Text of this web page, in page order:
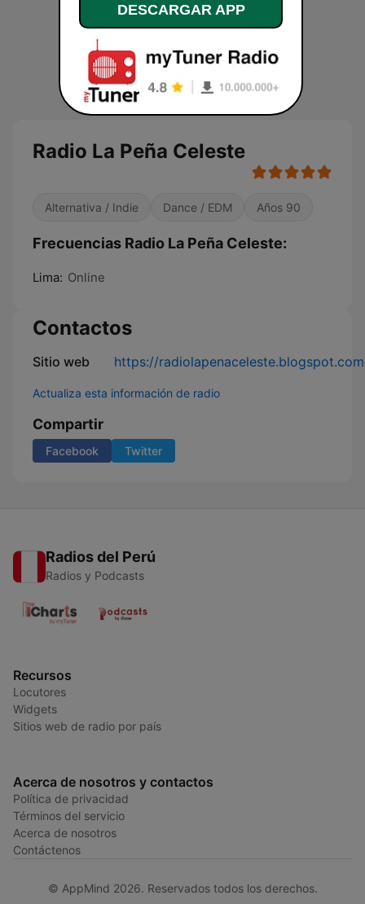
Radio La Peña Celeste
Alternativa / Indie Dance / EDM Años 90
Frecuencias Radio La Peña Celeste:
Lima: Online
Contactos
Sitio web https://radiolapenaceleste.blogspot.com
Actualiza esta información de radio
Compartir
Facebook Twitter
Radios del Perú
Radios y Podcasts
Recursos
Locutores
Widgets
Sitios web de radio por país
Acerca de nosotros y contactos
Política de privacidad
Términos del servicio
Acerca de nosotros
Contáctenos
© AppMind 2026. Reservados todos los derechos.
DESCARGAR APP